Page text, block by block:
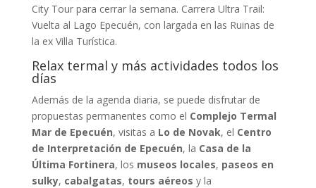
City Tour para cerrar la semana. Carrera Ultra Trail:
Vuelta al Lago Epecuén, con largada en las Ruinas de
la ex Villa Turística.
Relax termal y más actividades todos los
días
Además de la agenda diaria, se puede disfrutar de
propuestas permanentes como el Complejo Termal
Mar de Epecuén, visitas a Lo de Novak, el Centro
de Interpretación de Epecuén, la Casa de la
Última Fortinera, los museos locales, paseos en
sulky, cabalgatas, tours aéreos y la